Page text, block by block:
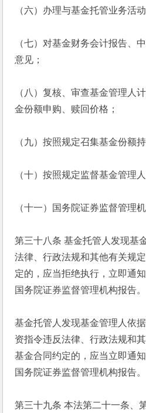
（六）办理与基金托管业务活
（七）对基金财务会计报告、
意见；
（八）复核、审查基金管理人
金份额申购、赎回价格；
（九）按照规定召集基金份额
（十）按照规定监督基金管理
（十一）国务院证券监督管理
第三十八条 基金托管人发现基
法律、行政法规和其他有关规
定的，应当拒绝执行，立即通
国务院证券监督管理机构报告。
基金托管人发现基金管理人依
资指令违反法律、行政法规和
基金合同约定的，应当立即通
国务院证券监督管理机构报告。
第三十九条 本法第二十一条、